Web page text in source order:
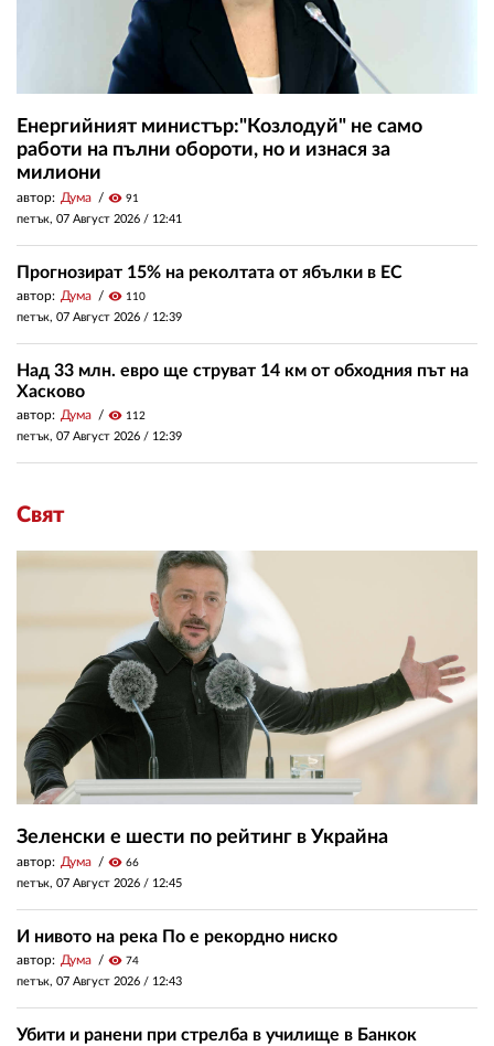
Енергийният министър:"Козлодуй" не само
работи на пълни обороти, но и изнася за
милиони
автор: Дума visibility 91
петък, 07 Август 2026 / 12:41
Прогнозират 15% на реколтата от ябълки в ЕС
автор: Дума visibility 110
петък, 07 Август 2026 / 12:39
Над 33 млн. евро ще струват 14 км от обходния път на
Хасково
автор: Дума visibility 112
петък, 07 Август 2026 / 12:39
Свят
Зеленски е шести по рейтинг в Украйна
автор: Дума visibility 66
петък, 07 Август 2026 / 12:45
И нивото на река По е рекордно ниско
автор: Дума visibility 74
петък, 07 Август 2026 / 12:43
Убити и ранени при стрелба в училище в Банкок